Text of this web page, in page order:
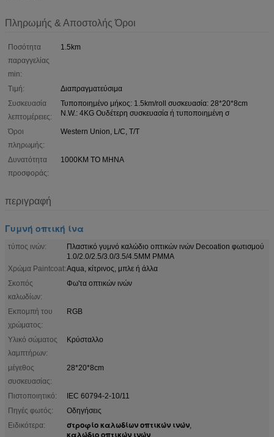
Πληρωμής & Αποστολής Όροι
Ποσότητα
παραγγελίας
min:
1.5km
Τιμή:
Διαπραγματεύσιμα
Συσκευασία
λεπτομέρειες:
Τυποποιημένο μήκος: 1.5km/roll συσκευασία: 28*20*8cm
N.W.: 4KG Ουδέτερη συσκευασία ή τυποποιημένη σ
Όροι
πληρωμής:
Western Union, L/C, T/T
Δυνατότητα
προσφοράς:
1000KM ΤΟ ΜΗΝΑ
περιγραφή
Γυμνή οπτική ίνα
τύπος ινών:
Πλαστικό γυμνό καλώδιο οπτικών ινών Decoation φωτισμού
1.0/2.0/2.5/3.0/3.5/4.5MM PMMA
Χρώμα Paintcoat:Aqua, κίτρινος, μπλε ή άλλα
Σκοπός
καλωδίων:
Φω'τα οπτικών ινών
Εκπομπή του
χρώματος:
RGB
Υλικό σώματος
λαμπτήρων:
Κρύσταλλο
μέγεθος
συσκευασίας:
28*20*8cm
Πιστοποιητικό:
IEC 60794-2-10/11
Πηγές φωτός:
Οδηγήσεις
Ειδικότερα:
στροφίο καλωδίων οπτικών ινών,
καλώδιο οπτικών ινών